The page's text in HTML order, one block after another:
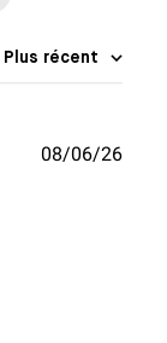
Plus récent
Date
08/06/26